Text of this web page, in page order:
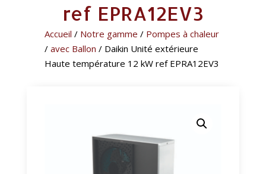
ref EPRA12EV3
Accueil / Notre gamme / Pompes à chaleur
/ avec Ballon / Daikin Unité extérieure
Haute température 12 kW ref EPRA12EV3